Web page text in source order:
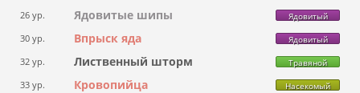
26 ур. Ядовитые шипы Ядовитый
30 ур. Впрыск яда Ядовитый
32 ур. Лиственный шторм Травяной
33 ур. Кровопийца Насекомый